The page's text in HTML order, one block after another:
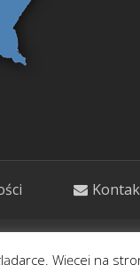
i kosmetycznym.
Więcej na